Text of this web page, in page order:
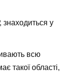
знаходиться у
всю
такої області,